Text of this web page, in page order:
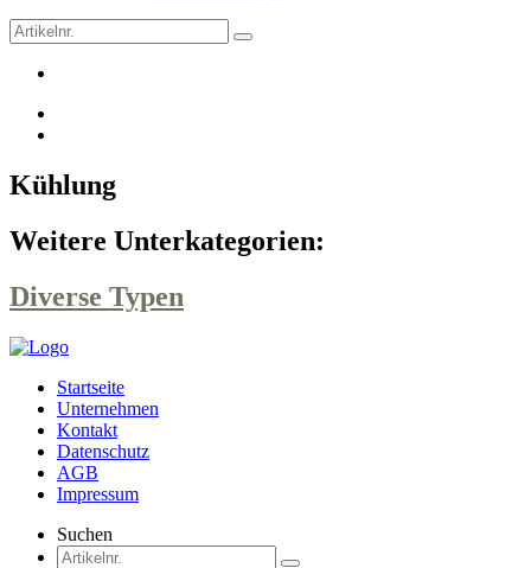
Kühlung
Weitere Unterkategorien:
Diverse Typen
Startseite
Unternehmen
Kontakt
Datenschutz
AGB
Impressum
Suchen